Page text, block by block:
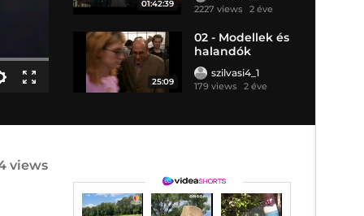
01:42:39 2227 views 2 éve
25:09
02 - Modellek és
halandók
szilvasi4_1
179 views 2 éve
views